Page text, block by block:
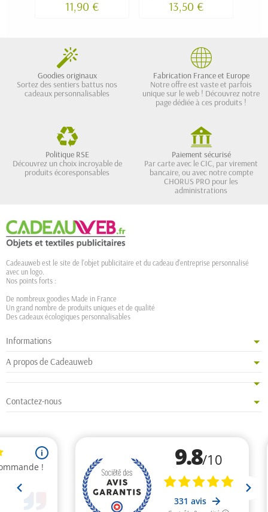
11,90 € 13,50 €
Goodies originaux
Sortez des sentiers battus nos
cadeaux personnalisables
Fabrication France et Europe
Notre offre est vaste et parfois
unique sur le web ! Découvrez notre
page dédiée à ces produits !
Politique RSE
Découvrez un choix incroyable de
produits écoresponsables
Paiement sécurisé
Par carte avec le CIC, par virement
bancaire, ou avec notre compte
CHORUS PRO pour les
administrations
Cadeauweb est le site de l'objet publicitaire et du cadeau d'entreprise personnalisé
avec un logo.
Nos points forts :
De nombreux goodies Made in France
Un grand nombre de produits uniques et de qualité
Des cadeaux écologiques personnalisables
Informations
A propos de Cadeauweb
Contactez-nous